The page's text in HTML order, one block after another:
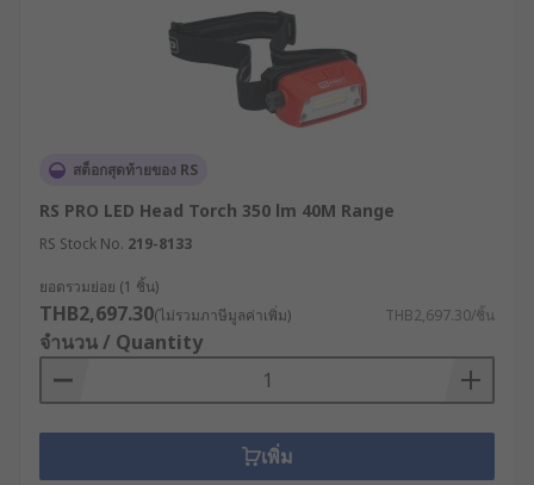
High/Low Beam : ปรับระดับความสว่างได้ตาม
ต้องการ ช่วยประหยัดพลังงานในสถานการณ์ที่
การเลือกไฟฉายคาดหัวให้
เหมาะกับงาน ต้องพิจารณา
จากอะไรบ้าง ?
ความสว่าง (Lumen) : ความสว่างของไฟฉาย วัด
เป็นหน่วยลูเมน ควรเลือกไฟฉายคาดศีรษะที่มี
ความสว่าง 200-500 ลูเมน สำหรับการใช้งาน
ทั่วไปในอาคารหรือการซ่อมบำรุง และ 1,000+ ลู
เมน สำหรับการใช้งานกลางแจ้ง หรืองาน
อุตสาหกรรมที่ต้องมองเห็นอย่างชัดเจนในระยะ
สต็อกสุดท้ายของ RS
RS PRO LED Head Torch 350 lm 40M Range
RS Stock No. 219-8133
ยอดรวมย่อย (1 ชิ้น)
THB2,697.30(ไม่รวมภาษีมูลค่าเพิ่ม) THB2,697.30/ชิ้น
จำนวน / Quantity
เพิ่ม